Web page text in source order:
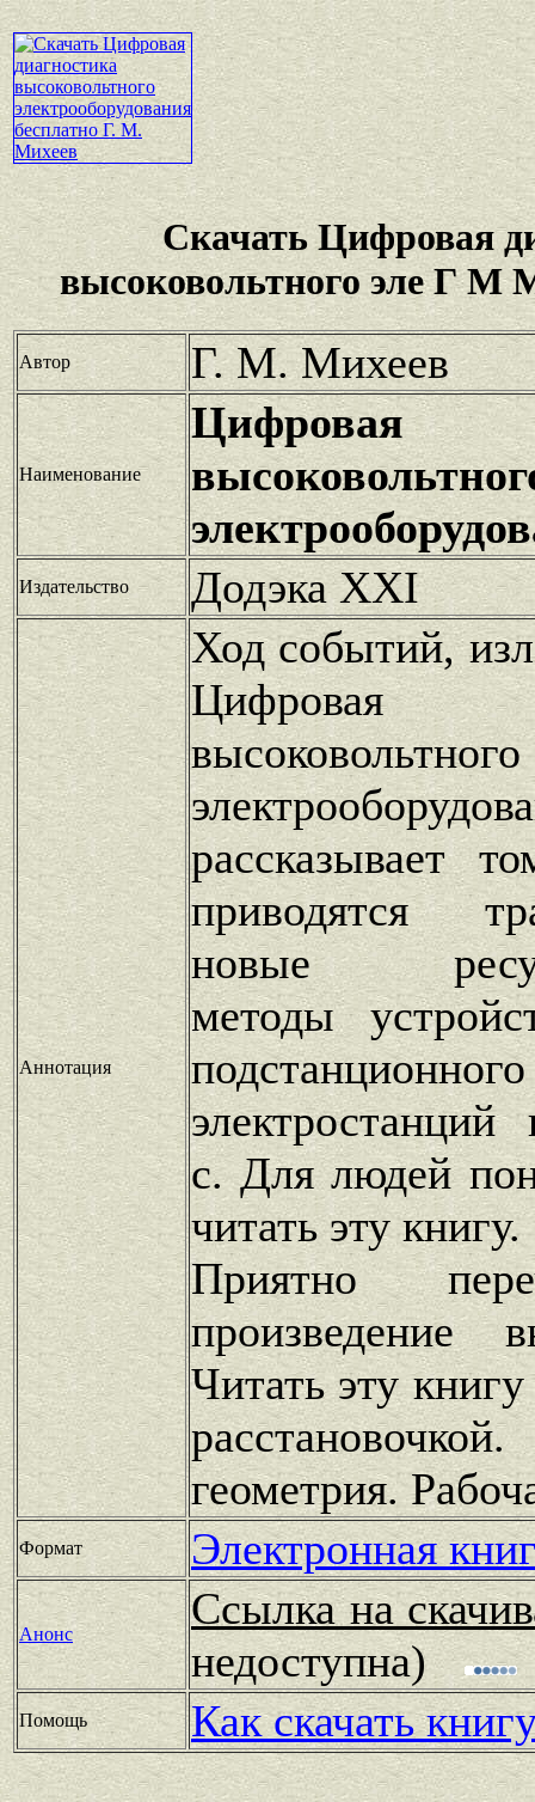
Скачать Цифровая
высоковольтного эле Г М
Автор Г. М. Михеев
Наименование
Цифровая
Издательство Додэка XXI
Аннотация
Ход событий,
Цифровая
высоковольтного
рассказывает
приводятся
новые
методы
электростанций
с. Для людей
читать эту книгу.
Приятно
произведение
Читать эту
геометрия.
Формат Электронная
Анонс
Ссылка на
недоступна)
Помощь Как скачать